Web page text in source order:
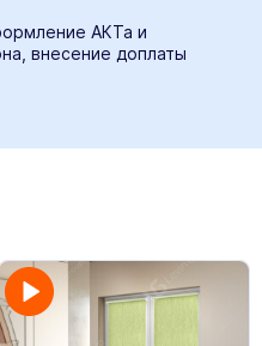
АКТа и
внесение доплаты